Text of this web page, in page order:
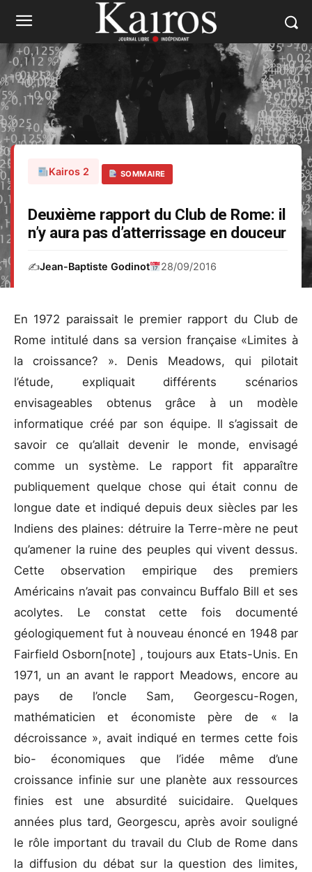
Kairos 2 SOMMAIRE
Deuxième rapport du Club de Rome: il
n’y aura pas d’atterrissage en douceur
✍️Jean-Baptiste Godinot 28/09/2016
En 1972 paraissait le premier rapport du Club de
Rome intitulé dans sa version française «Limites à
la croissance? ». Denis Meadows, qui pilotait
l’étude, expliquait différents scénarios
envisageables obtenus grâce à un modèle
informatique créé par son équipe. Il s’agissait de
savoir ce qu’allait devenir le monde, envisagé
comme un système. Le rapport fit apparaître
publiquement quelque chose qui était connu de
longue date et indiqué depuis deux siècles par les
Indiens des plaines: détruire la Terre-mère ne peut
qu’amener la ruine des peuples qui vivent dessus.
Cette observation empirique des premiers
Américains n’avait pas convaincu Buffalo Bill et ses
acolytes. Le constat cette fois documenté
géologiquement fut à nouveau énoncé en 1948 par
Fairfield Osborn[note] , toujours aux Etats-Unis. En
1971, un an avant le rapport Meadows, encore au
pays de l’oncle Sam, Georgescu-Rogen,
mathématicien et économiste père de « la
décroissance », avait indiqué en termes cette fois
bio- économiques que l’idée même d’une
croissance infinie sur une planète aux ressources
finies est une absurdité suicidaire. Quelques
années plus tard, Georgescu, après avoir souligné
le rôle important du travail du Club de Rome dans
la diffusion du débat sur la question des limites,